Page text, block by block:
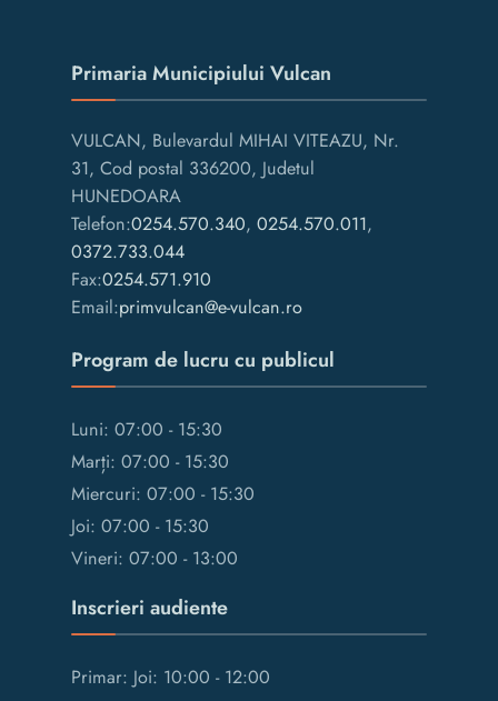
Primaria Municipiului Vulcan
VULCAN, Bulevardul MIHAI VITEAZU, Nr.
31, Cod postal 336200, Judetul
HUNEDOARA
Telefon:0254.570.340, 0254.570.011,
0372.733.044
Fax:0254.571.910
Email:primvulcan@e-vulcan.ro
Program de lucru cu publicul
Luni: 07:00 - 15:30
Marți: 07:00 - 15:30
Miercuri: 07:00 - 15:30
Joi: 07:00 - 15:30
Vineri: 07:00 - 13:00
Inscrieri audiente
Primar: Joi: 10:00 - 12:00